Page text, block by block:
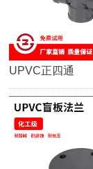
UPVC正四通